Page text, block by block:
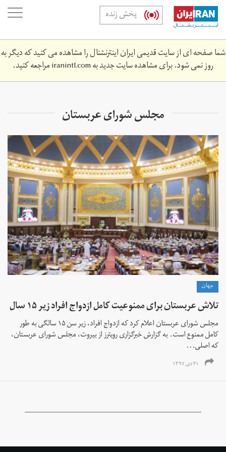
Skip
main
content
پخش زنده
شما صفحه ای از سایت قدیمی ایران اینترنشنال را مشاهده می کنید که دیگر به
روز نمی شود. برای مشاهده سایت جدید بهiranintl.comمراجعه کنید.
مجلس شورای عربستان
جهان
تلاش عربستان برای ممنوعیت کامل ازدواج افراد زیر ۱۵ سال
مجلس شورای عربستان اعلام کرد که ازدواج افراد، زیر سن ۱۵ سالگی به طور
کامل ممنوع است. به گزارش خبرگزاری رویترز از بیروت، مجلس شورای عربستان،
که اصلی‌...
۲۱ دی ۱۳۹۷